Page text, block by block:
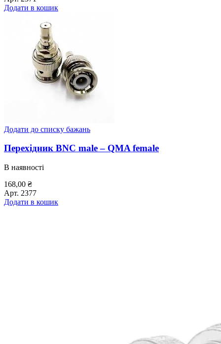
Додати в кошик
Додати до списку бажань
Перехідник BNC male – QMA female
В наявності
168,00 ₴
Арт. 2377
Додати в кошик